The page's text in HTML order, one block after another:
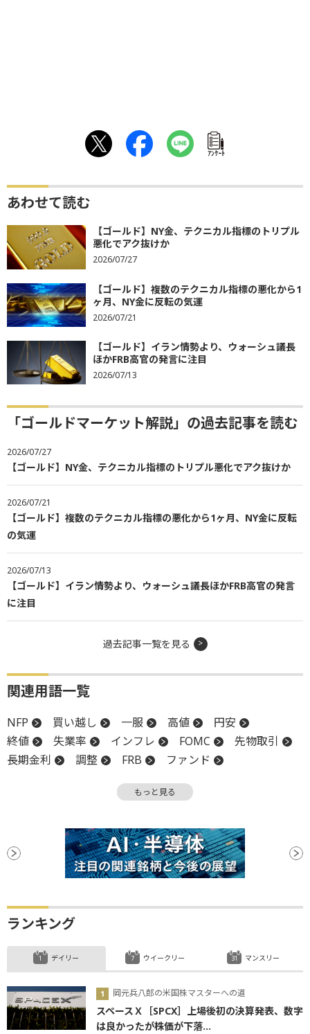
ｱﾝｹｰﾄ
あわせて読む
【ゴールド】NY金、テクニカル指標のトリプル
悪化でアク抜けか
2026/07/27
【ゴールド】複数のテクニカル指標の悪化から1
ヶ月、NY金に反転の気運
2026/07/21
【ゴールド】イラン情勢より、ウォーシュ議長
ほかFRB高官の発言に注目
2026/07/13
「ゴールドマーケット解説」の過去記事を読む
2026/07/27
【ゴールド】NY金、テクニカル指標のトリプル悪化でアク抜けか
2026/07/21
【ゴールド】複数のテクニカル指標の悪化から1ヶ月、NY金に反転
の気運
2026/07/13
【ゴールド】イラン情勢より、ウォーシュ議長ほかFRB高官の発言
に注目
過去記事一覧を見る
関連用語一覧
NFP 買い越し 一服 高値
円安
終値
失業率 インフレ FOMC
先物取引
長期金利
調整 FRB
ファンド
もっと見る
ランキング
デイリー
岡元兵八郎の米国株マスターへの道
スペースＸ［SPCX］上場後初の決算発表、数字
は良かったが株価が下落...
ウイークリー マンスリー